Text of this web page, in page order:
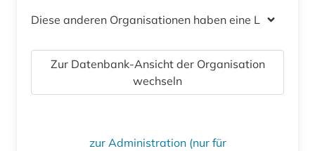
Diese anderen Organisationen haben eine Lizenz
Zur Datenbank-Ansicht der Organisation
wechseln
zur Administration (nur für